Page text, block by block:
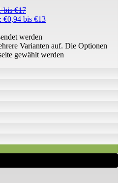
bis €17
€0,94 bis €13
werden
Varianten auf. Die Optionen
gewählt werden